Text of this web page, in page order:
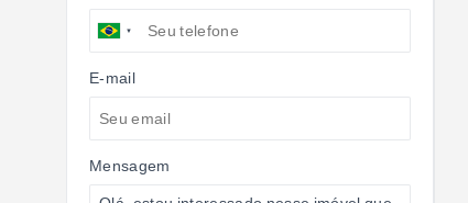
E-mail
Mensagem